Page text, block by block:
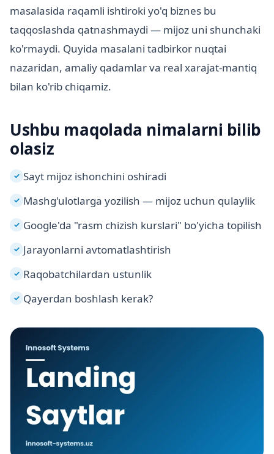
masalasida raqamli ishtiroki yo'q biznes bu
taqqoslashda qatnashmaydi — mijoz uni shunchaki
ko'rmaydi. Quyida masalani tadbirkor nuqtai
nazaridan, amaliy qadamlar va real xarajat-mantiq
bilan ko'rib chiqamiz.
Ushbu maqolada nimalarni bilib
olasiz
✓ Sayt mijoz ishonchini oshiradi
✓ Mashg'ulotlarga yozilish — mijoz uchun qulaylik
✓ Google'da "rasm chizish kurslari" bo'yicha topilish
✓ Jarayonlarni avtomatlashtirish
✓ Raqobatchilardan ustunlik
✓ Qayerdan boshlash kerak?